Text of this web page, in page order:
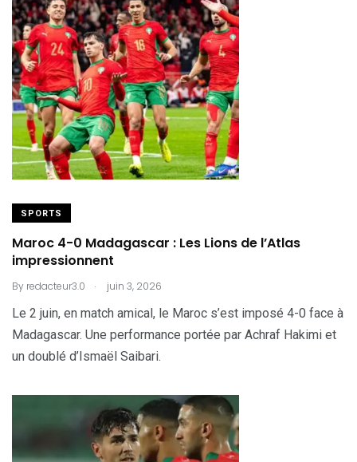
SPORTS
Maroc 4-0 Madagascar : Les Lions de l’Atlas
impressionnent
By redacteur3.0 . juin 3, 2026
Le 2 juin, en match amical, le Maroc s’est imposé 4-0 face à
Madagascar. Une performance portée par Achraf Hakimi et
un doublé d’Ismaël Saibari.